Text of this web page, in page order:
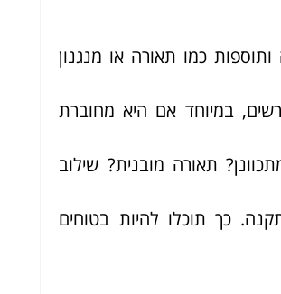
כמו תאורה או מנגנון
במיוחד אם היא מחוברת
תאורה מובנית? שילוב
כך תוכלו להיות בטוחים